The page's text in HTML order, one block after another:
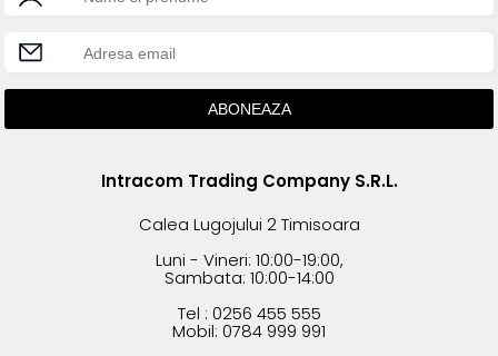
Intracom Trading Company S.R.L.
Calea Lugojului 2 Timisoara
Luni - Vineri: 10:00-19:00,
Sambata: 10:00-14:00
Tel : 0256 455 555
Mobil: 0784 999 991